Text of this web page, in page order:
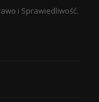
i Sprawiedliwość.